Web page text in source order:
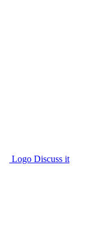
Logo Discuss it